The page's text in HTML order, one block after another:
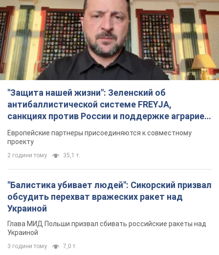
"Защита нашей жизни": Зеленский об
антибаллистической системе FREYJA,
санкциях против России и поддержке аграриев.
Видео
Европейские партнеры присоединяются к совместному
проекту
2 години тому 35,1 т.
"Балистика убивает людей": Сикорский призвал
обсудить перехват вражеских ракет над
Украиной
Глава МИД Польши призвал сбивать российские ракеты над
Украиной
3 години тому 7,0 т.